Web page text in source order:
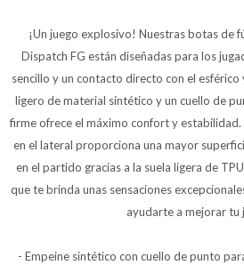
¡Un juego explosivo! Nuestras botas de
Dispatch FG están diseñadas para los
sencillo y un contacto directo con el esférico
ligero de material sintético y un cuello de
firme ofrece el máximo confort y estabilidad.
en el lateral proporciona una mayor
en el partido gracias a la suela ligera de
que te brinda unas sensaciones
ayudarte a mejorar tu
- Empeine sintético con cuello de punto